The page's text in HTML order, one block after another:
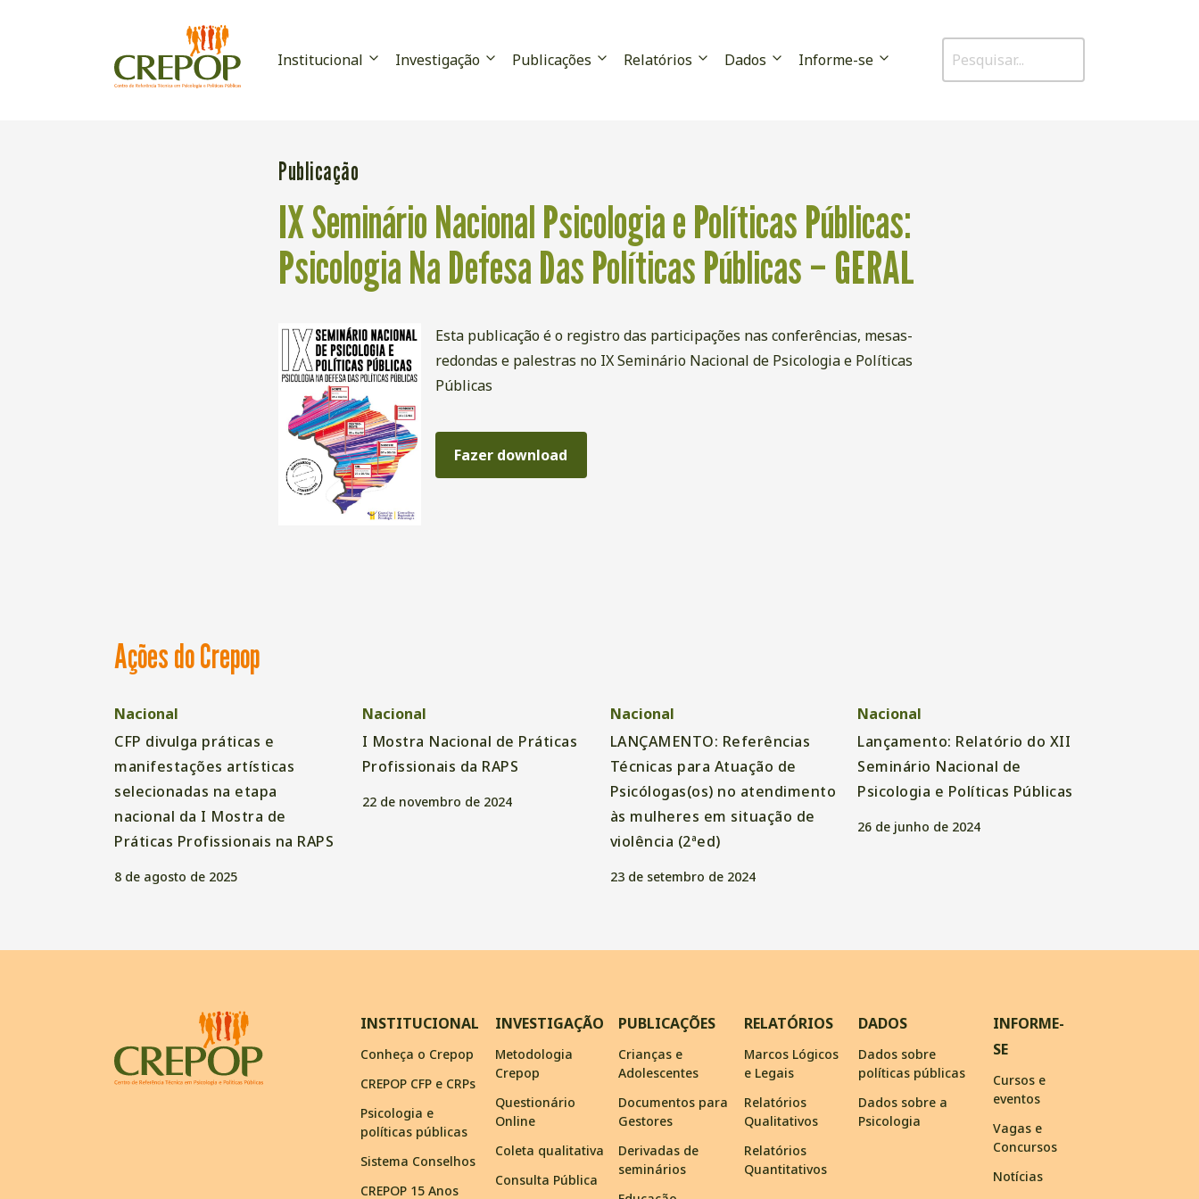
Institucional Investigação Publicações Relatórios Dados Informe-se
Publicação
IX Seminário Nacional Psicologia e Políticas Públicas:
Psicologia Na Defesa Das Políticas Públicas – GERAL
Esta publicação é o registro das participações nas conferências, mesas-
redondas e palestras no IX Seminário Nacional de Psicologia e Políticas
Públicas
Fazer download
Ações do Crepop
Nacional
CFP divulga práticas e
manifestações artísticas
selecionadas na etapa
nacional da I Mostra de
Práticas Profissionais na RAPS
8 de agosto de 2025
Nacional
I Mostra Nacional de Práticas
Profissionais da RAPS
22 de novembro de 2024
Nacional
LANÇAMENTO: Referências
Técnicas para Atuação de
Psicólogas(os) no atendimento
às mulheres em situação de
violência (2ªed)
23 de setembro de 2024
Nacional
Lançamento: Relatório do XII
Seminário Nacional de
Psicologia e Políticas Públicas
26 de junho de 2024
INSTITUCIONAL
Conheça o Crepop
CREPOP CFP e CRPs
Psicologia e
políticas públicas
Sistema Conselhos
CREPOP 15 Anos
INVESTIGAÇÃO
Metodologia
Crepop
Questionário
Online
Coleta qualitativa
Consulta Pública
PUBLICAÇÕES
Crianças e
Adolescentes
Documentos para
Gestores
Derivadas de
seminários
RELATÓRIOS
Marcos Lógicos
e Legais
Relatórios
Qualitativos
Relatórios
Quantitativos
DADOS
Dados sobre
políticas públicas
Dados sobre a
Psicologia
INFORME-
SE
Cursos e
eventos
Vagas e
Concursos
Notícias